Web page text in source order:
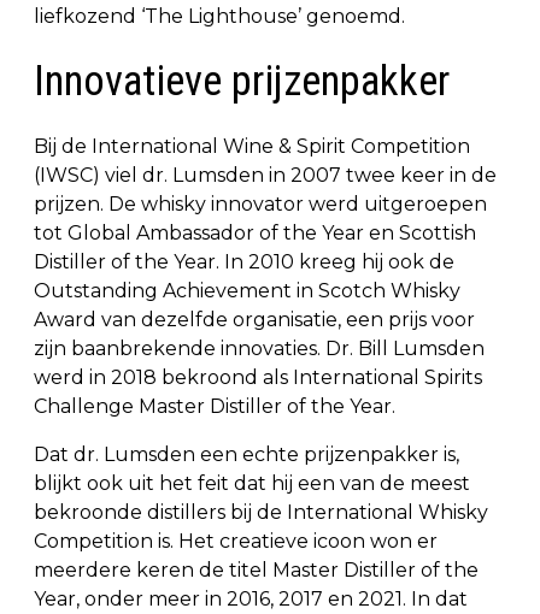
liefkozend ‘The Lighthouse’ genoemd.
Innovatieve prijzenpakker
Bij de International Wine & Spirit Competition
(IWSC) viel dr. Lumsden in 2007 twee keer in de
prijzen. De whisky innovator werd uitgeroepen
tot Global Ambassador of the Year en Scottish
Distiller of the Year. In 2010 kreeg hij ook de
Outstanding Achievement in Scotch Whisky
Award van dezelfde organisatie, een prijs voor
zijn baanbrekende innovaties. Dr. Bill Lumsden
werd in 2018 bekroond als International Spirits
Challenge Master Distiller of the Year.
Dat dr. Lumsden een echte prijzenpakker is,
blijkt ook uit het feit dat hij een van de meest
bekroonde distillers bij de International Whisky
Competition is. Het creatieve icoon won er
meerdere keren de titel Master Distiller of the
Year, onder meer in 2016, 2017 en 2021. In dat